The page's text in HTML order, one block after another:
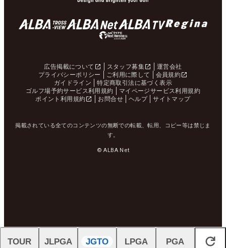
広告掲載について スタッフ募集
運営会社
プライバシーポリシー
ご利用に際して
会員規約
ガイドライン
特定商取引法に基づく表示
ゴルフ場予約サービス利用規約
マイページサービス利用規約
ポイント利用規約
お問合せ ヘルプ サイトマップ
掲載されている全てのコンテンツの無断での転載、転用、コピー等は禁じま
す。
© ALBA Net
閉じる
TOUR JLPGA JGTO LPGA PGA